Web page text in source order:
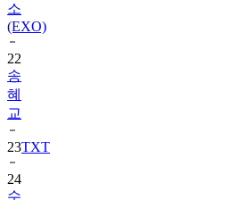
소
(EXO)
22
송
혜
교
23TXT
24
수